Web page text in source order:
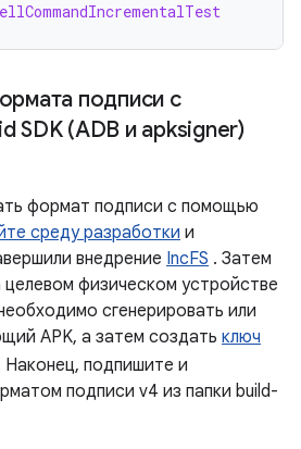
подписи с
SDK (ADB и apksigner)
формат подписи с помощью
среду разработки и
внедрение IncFS . Затем
целевом физическом устройстве
сгенерировать или
APK, а затем создать ключ
Наконец, подпишите и
подписи v4 из папки build-